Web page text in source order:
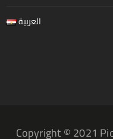
العربية
Copyright © 2021